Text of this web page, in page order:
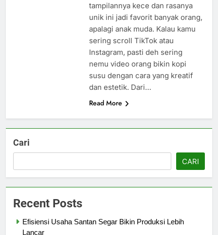
tampilannya kece dan rasanya
unik ini jadi favorit banyak orang,
apalagi anak muda. Kalau kamu
sering scroll TikTok atau
Instagram, pasti deh sering
nemu video orang bikin kopi
susu dengan cara yang kreatif
dan estetik. Dari…
Read More
Cari
CARI
Recent Posts
Efisiensi Usaha Santan Segar Bikin Produksi Lebih
Lancar